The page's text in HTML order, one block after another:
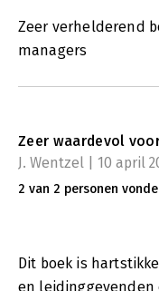
Zeer verhelderend
managers
Zeer waardevol
J. Wentzel | 10 april
2 van 2 personen
Dit boek is
en leidinggevenden